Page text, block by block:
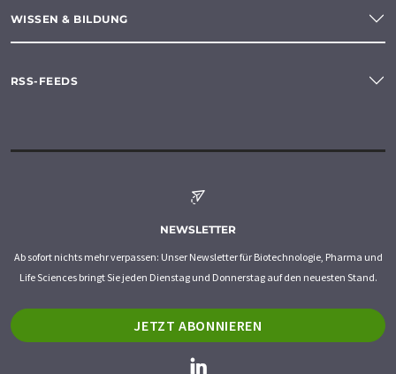
WISSEN & BILDUNG
RSS-FEEDS
NEWSLETTER
Ab sofort nichts mehr verpassen: Unser Newsletter für Biotechnologie, Pharma und
Life Sciences bringt Sie jeden Dienstag und Donnerstag auf den neuesten Stand.
JETZT ABONNIEREN